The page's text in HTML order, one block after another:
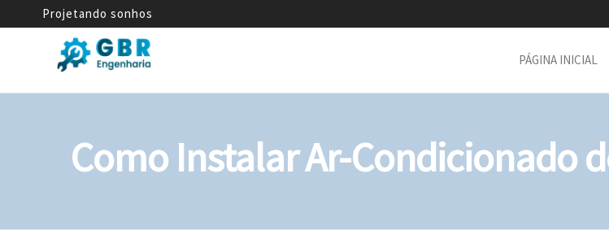
Projetando sonhos
Engenharia
PÁGINA INICIAL
Como Instalar Ar-Condicionado